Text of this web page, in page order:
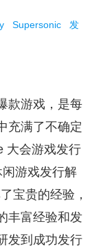
Supersonic 发
款游戏，是每
充满了不确定
大会游戏发行
游戏发行解
宝贵的经验，
丰富经验和发
发到成功发行